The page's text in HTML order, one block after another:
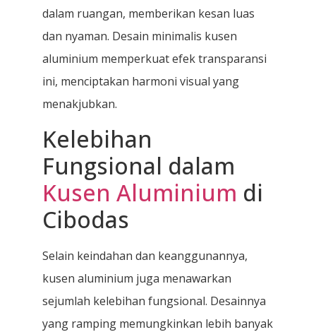
dalam ruangan, memberikan kesan luas
dan nyaman. Desain minimalis kusen
aluminium memperkuat efek transparansi
ini, menciptakan harmoni visual yang
menakjubkan.
Kelebihan
Fungsional dalam
Kusen Aluminium di
Cibodas
Selain keindahan dan keanggunannya,
kusen aluminium juga menawarkan
sejumlah kelebihan fungsional. Desainnya
yang ramping memungkinkan lebih banyak